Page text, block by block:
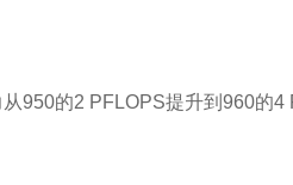
950的2 PFLOPS提升到960的4